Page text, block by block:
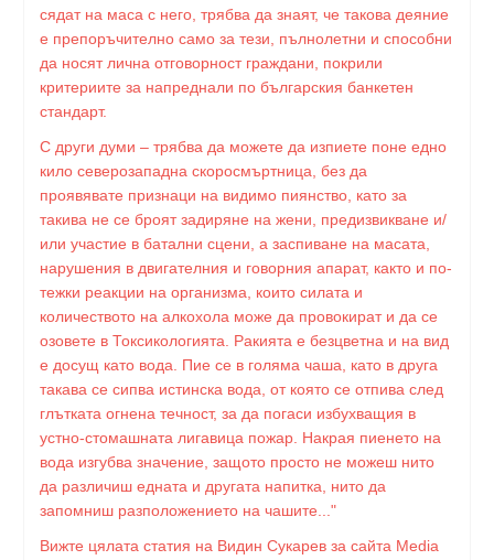
сядат на маса с него, трябва да знаят, че такова деяние
е препоръчително само за тези, пълнолетни и способни
да носят лична отговорност граждани, покрили
критериите за напреднали по българския банкетен
стандарт.
С други думи – трябва да можете да изпиете поне едно
кило северозападна скоросмъртница, без да
проявявате признаци на видимо пиянство, като за
такива не се броят задиряне на жени, предизвикване и/
или участие в батални сцени, а заспиване на масата,
нарушения в двигателния и говорния апарат, както и по-
тежки реакции на организма, които силата и
количеството на алкохола може да провокират и да се
озовете в Токсикологията. Ракията е безцветна и на вид
е досущ като вода. Пие се в голяма чаша, като в друга
такава се сипва истинска вода, от която се отпива след
глътката огнена течност, за да погаси избухващия в
устно-стомашната лигавица пожар. Накрая пиенето на
вода изгубва значение, защото просто не можеш нито
да различиш едната и другата напитка, нито да
запомниш разположението на чашите..."
Вижте цялата статия на Видин Сукарев за сайта Media